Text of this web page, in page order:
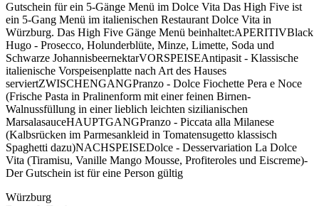
Gutschein für ein 5-Gänge Menü im Dolce Vita Das High Five ist
ein 5-Gang Menü im italienischen Restaurant Dolce Vita in
Würzburg. Das High Five Gänge Menü beinhaltet:APERITIVBlack
Hugo - Prosecco, Holunderblüte, Minze, Limette, Soda und
Schwarze JohannisbeernektarVORSPEISEAntipasit - Klassische
italienische Vorspeisenplatte nach Art des Hauses
serviertZWISCHENGANGPranzo - Dolce Fiochette Pera e Noce
(Frische Pasta in Pralinenform mit einer feinen Birnen-
Walnussfüllung in einer lieblich leichten sizilianischen
MarsalasauceHAUPTGANGPranzo - Piccata alla Milanese
(Kalbsrücken im Parmesankleid in Tomatensugetto klassisch
Spaghetti dazu)NACHSPEISEDolce - Desservariation La Dolce
Vita (Tiramisu, Vanille Mango Mousse, Profiteroles und Eiscreme)-
Der Gutschein ist für eine Person gültig
Würzburg